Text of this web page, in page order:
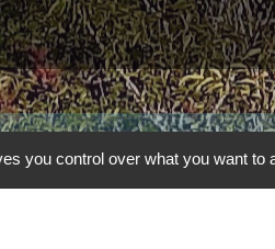
Liens
you control over what you want to